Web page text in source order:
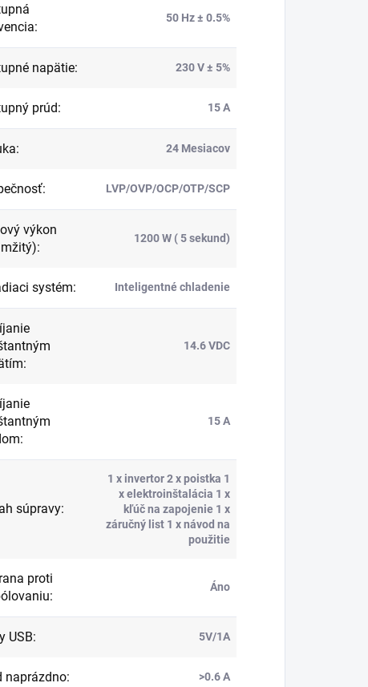
:
50 Hz ± 0.5%
napätie: 230 V ± 5%
prúd: 15 A
: 24 Mesiacov
: LVP/OVP/OCP/OTP/SCP
výkon
:
1200 W ( 5 sekund)
systém: Inteligentné chladenie
:
14.6 VDC
:
15 A
súpravy:
1 x invertor 2 x poistka 1
x elektroinštalácia 1 x
kľúč na zapojenie 1 x
záručný list 1 x návod na
použitie
proti
:
Áno
USB: 5V/1A
naprázdno: >0.6 A